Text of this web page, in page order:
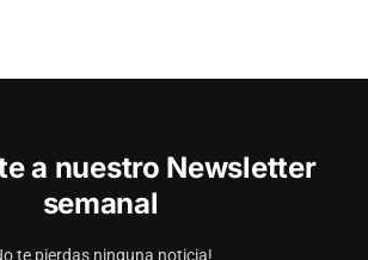
a nuestro Newsletter
semanal
te pierdas ninguna noticia!